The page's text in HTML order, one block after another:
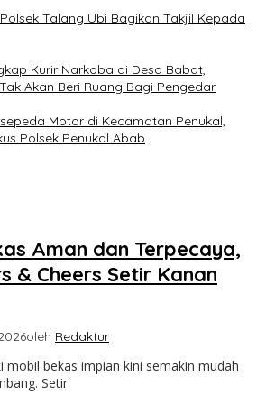
Talang Ubi Bagikan Takjil Kepada
Kurir Narkoba di Desa Babat,
Akan Beri Ruang Bagi Pengedar
Motor di Kecamatan Penukal,
Polsek Penukal Abab
Aman dan Terpecaya,
& Cheers Setir Kanan
oleh Redaktur
mobil bekas impian kini semakin mudah
Setir